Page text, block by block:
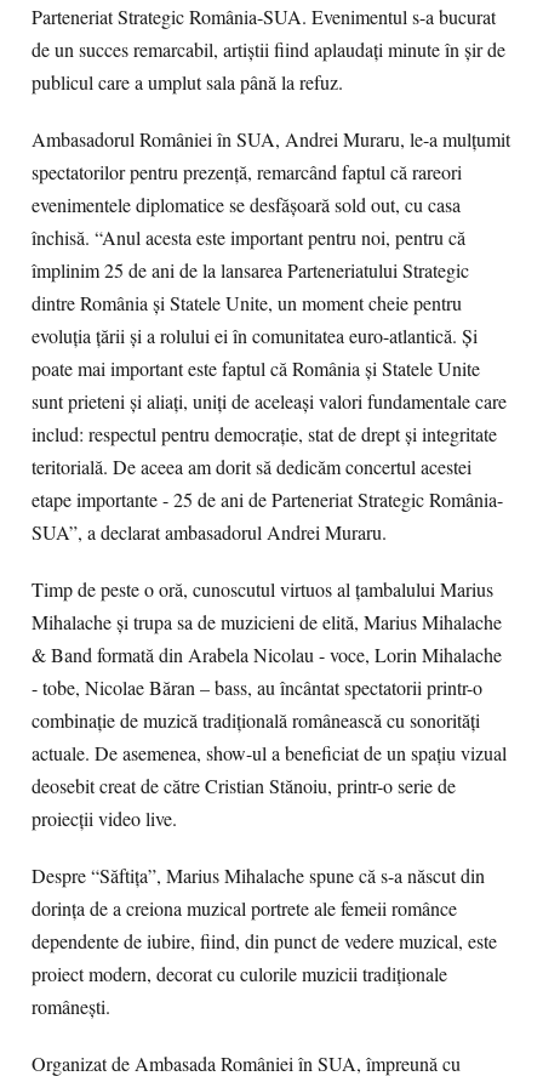
Parteneriat Strategic România-SUA. Evenimentul s-a bucurat
de un succes remarcabil, artiștii fiind aplaudați minute în șir de
publicul care a umplut sala până la refuz.
Ambasadorul României în SUA, Andrei Muraru, le-a mulțumit
spectatorilor pentru prezență, remarcând faptul că rareori
evenimentele diplomatice se desfășoară sold out, cu casa
închisă. “Anul acesta este important pentru noi, pentru că
împlinim 25 de ani de la lansarea Parteneriatului Strategic
dintre România și Statele Unite, un moment cheie pentru
evoluția țării și a rolului ei în comunitatea euro-atlantică. Și
poate mai important este faptul că România și Statele Unite
sunt prieteni și aliați, uniți de aceleași valori fundamentale care
includ: respectul pentru democrație, stat de drept și integritate
teritorială. De aceea am dorit să dedicăm concertul acestei
etape importante - 25 de ani de Parteneriat Strategic România-
SUA”, a declarat ambasadorul Andrei Muraru.
Timp de peste o oră, cunoscutul virtuos al țambalului Marius
Mihalache şi trupa sa de muzicieni de elită, Marius Mihalache
& Band formată din Arabela Nicolau - voce, Lorin Mihalache
- tobe, Nicolae Băran – bass, au încântat spectatorii printr-o
combinație de muzică tradițională românească cu sonorități
actuale. De asemenea, show-ul a beneficiat de un spațiu vizual
deosebit creat de către Cristian Stănoiu, printr-o serie de
proiecții video live.
Despre “Săftița”, Marius Mihalache spune că s-a născut din
dorința de a creiona muzical portrete ale femeii românce
dependente de iubire, fiind, din punct de vedere muzical, este
proiect modern, decorat cu culorile muzicii tradiționale
românești.
Organizat de Ambasada României în SUA, împreună cu